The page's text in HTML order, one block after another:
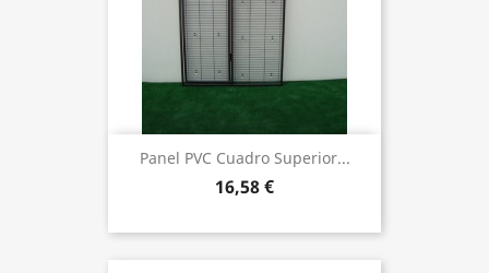
Panel PVC Cuadro Superior...
16,58 €